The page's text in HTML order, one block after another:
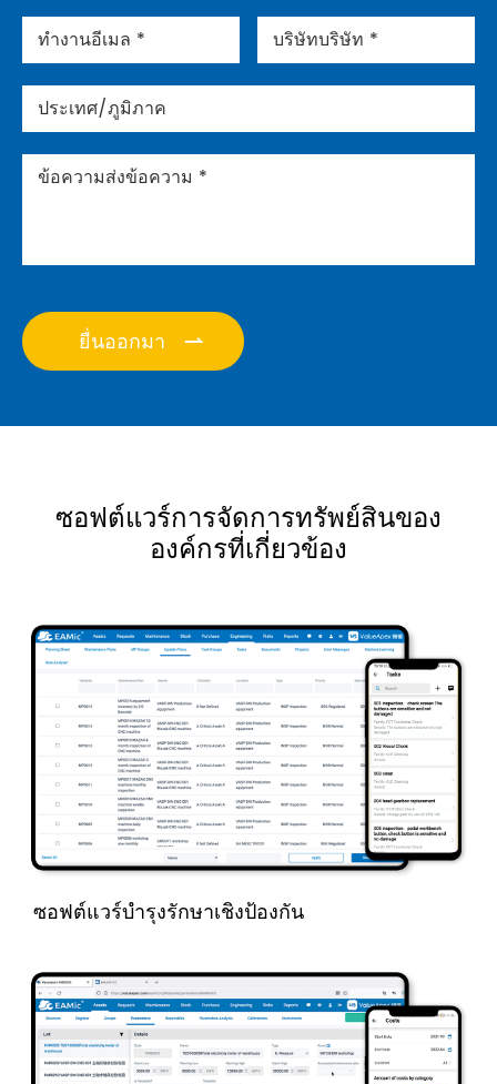

ซอฟต์แวร์การจัดการทรัพย์สินของ
องค์กรที่เกี่ยวข้อง
ซอฟต์แวร์บำรุงรักษาเชิงป้องกัน